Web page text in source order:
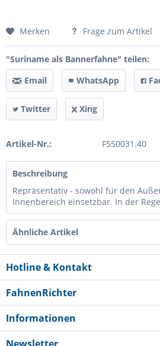
Preis anfragen
Merken Frage zum Artikel
"Suriname als Bannerfahne" teilen:
Email
WhatsApp
Twitter Xing
Artikel-Nr.: F550031.40
Beschreibung
Repräsentativ - sowohl für den
Innenbereich einsetzbar. In der
Ähnliche Artikel
Hotline & Kontakt
FahnenRichter
Informationen